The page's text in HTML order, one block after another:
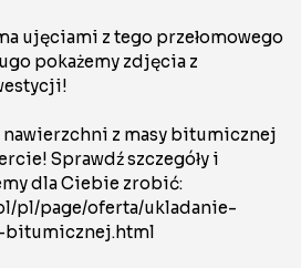
ujęciami z tego przełomowego
pokażemy zdjęcia z
nawierzchni z masy bitumicznej
Sprawdź szczegóły i
dla Ciebie zrobić:
pl/page/oferta/ukladanie-
bitumicznej.html